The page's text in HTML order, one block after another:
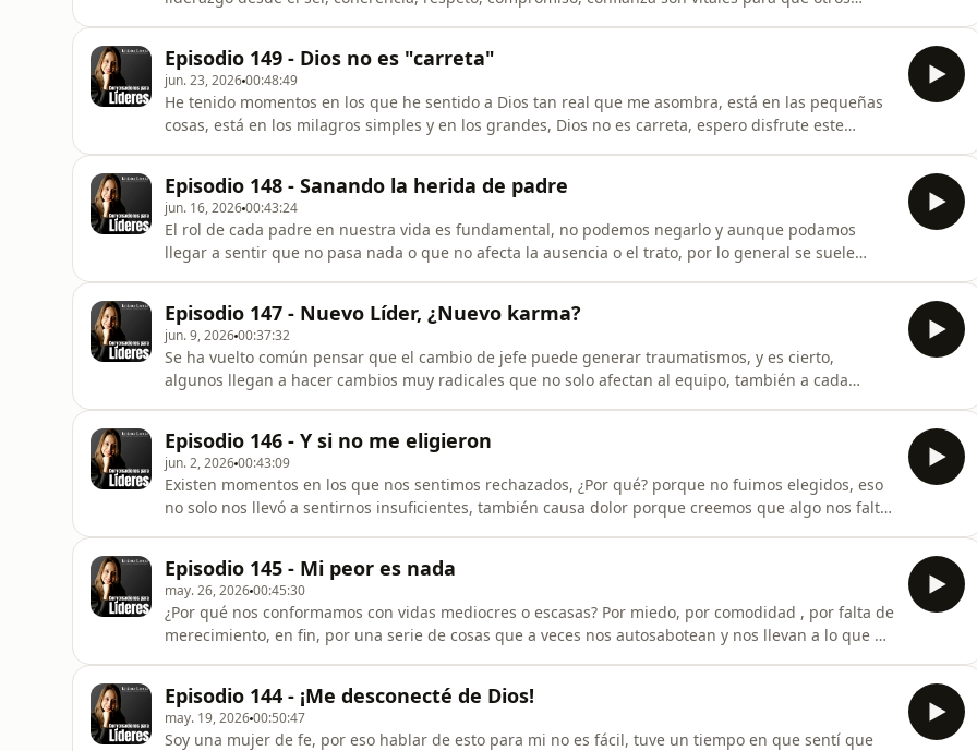
Episodio 149 - Dios no es "carreta"
jun. 23, 202600:48:49
He tenido momentos en los que he sentido a Dios tan real que me asombra, está en las pequeñas
cosas, está en los milagros simples y en los grandes, Dios no es carreta, espero disfrute este
Episodio 148 - Sanando la herida de padre
jun. 16, 202600:43:24
El rol de cada padre en nuestra vida es fundamental, no podemos negarlo y aunque podamos
llegar a sentir que no pasa nada o que no afecta la ausencia o el trato, por lo general se suele
moverla, estaremos informando
Episodio 147 - Nuevo Líder, ¿Nuevo karma?
jun. 9, 202600:37:32
Se ha vuelto común pensar que el cambio de jefe puede generar traumatismos, y es cierto,
algunos llegan a hacer cambios muy radicales que no solo afectan al equipo, también a cada
Episodio 146 - Y si no me eligieron
jun. 2, 202600:43:09
Existen momentos en los que nos sentimos rechazados, ¿Por qué? porque no fuimos elegidos, eso
no solo nos llevó a sentirnos insuficientes, también causa dolor porque creemos que algo nos falta,
disfrute. Sal
Episodio 145 - Mi peor es nada
may. 26, 202600:45:30
¿Por qué nos conformamos con vidas mediocres o escasas? Por miedo, por comodidad , por falta de
merecimiento, en fin, por una serie de cosas que a veces nos autosabotean y nos llevan a lo que no
vienen dí
Episodio 144 - ¡Me desconecté de Dios!
may. 19, 202600:50:47
Soy una mujer de fe, por eso hablar de esto para mi no es fácil, tuve un tiempo en que sentí que